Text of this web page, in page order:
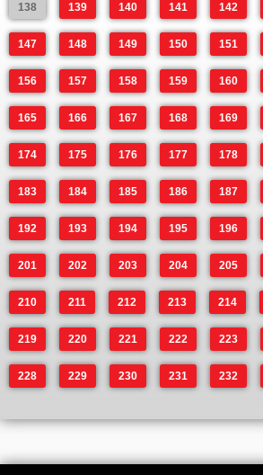
138 139 140 141 142
147 148 149 150 151
156 157 158 159 160
165 166 167 168 169
174 175 176 177 178
183 184 185 186 187
192 193 194 195 196
201 202 203 204 205
210 211 212 213 214
219 220 221 222 223
228 229 230 231 232